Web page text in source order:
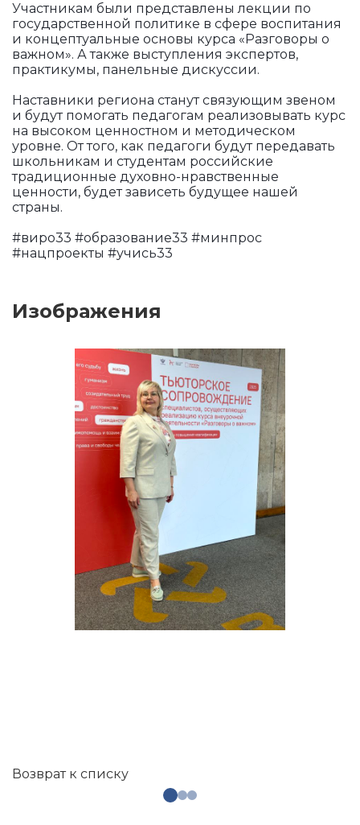
Участникам были представлены лекции по
государственной политике в сфере воспитания
и концептуальные основы курса «Разговоры о
важном». А также выступления экспертов,
практикумы, панельные дискуссии.
Наставники региона станут связующим звеном
и будут помогать педагогам реализовывать курс
на высоком ценностном и методическом
уровне. От того, как педагоги будут передавать
школьникам и студентам российские
традиционные духовно-нравственные
ценности, будет зависеть будущее нашей
страны.
#виро33 #образование33 #минпрос
#нацпроекты #учись33
Изображения
Возврат к списку